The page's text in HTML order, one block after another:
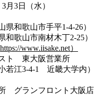
3日（水）
和歌山市手平1-4-26）
市南材木丁2-25）
https://www.iisake.net）
東大阪営業所
4-1 近畿大学内）
グランフロント大阪店